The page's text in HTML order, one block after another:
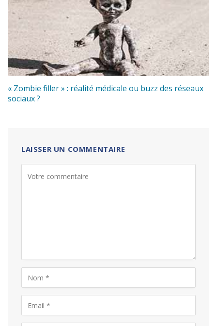
« Zombie filler » : réalité médicale ou buzz des réseaux
sociaux ?
LAISSER UN COMMENTAIRE